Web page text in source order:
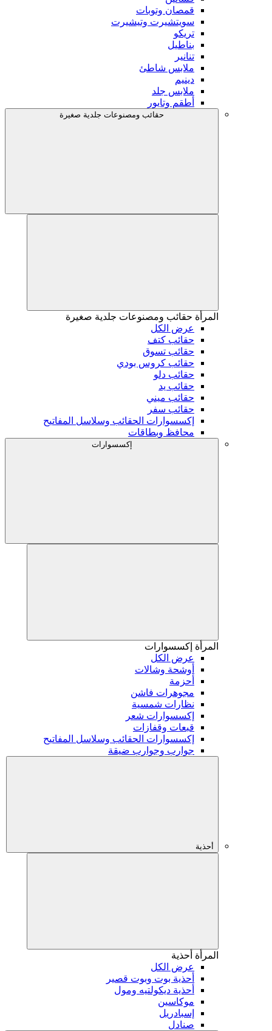
قمصان وتوبات
سويتشيرت وتيشيرت
تريكو
بناطيل
تنانير
ملابس شاطئ
دينيم
ملابس جلد
أطقم وتايور
حقائب ومصنوعات جلدية صغيرة
المرأة حقائب ومصنوعات جلدية صغيرة
عرض الكل
حقائب كتف
حقائب تسوق
حقائب كروس بودي
حقائب دلو
حقائب يد
حقائب ميني
حقائب سفر
إكسسوارات الحقائب وسلاسل المفاتيح
محافظ وبطاقات
إكسسوارات
المرأة إكسسوارات
عرض الكل
أوشحة وشالات
أحزمة
مجوهرات فاشن
نظارات شمسية
إكسسوارات شعر
قبعات وقفازات
إكسسوارات الحقائب وسلاسل المفاتيح
جوارب وجوارب ضيقة
أحذية
المرأة أحذية
عرض الكل
أحذية بوت وبوت قصير
أحذية ديكولتيه ومول
موكاسين
إسبادريل
صنادل